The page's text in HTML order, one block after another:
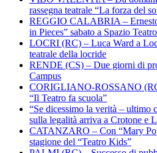
rassegna teatrale “La forza del
REGGIO CALABRIA –
in Pieces” sabato a Spazio Teatro
LOCRI (RC) – Luca Ward a
teatrale della locride
RENDE (CS) – Due giorni di
Campus
CORIGLIANO-ROSSANO
“Il Teatro fa scuola”
“Se dicessimo la verità – ultimo
sulla legalità arriva a Crotone e
CATANZARO – Con “Mary
stagione del “Teatro Kids”